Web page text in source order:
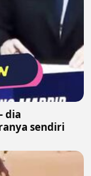
dia
sendiri